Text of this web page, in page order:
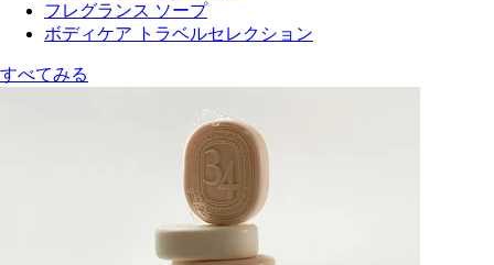
フレグランス ソープ
ボディケア トラベルセレクション
すべてみる